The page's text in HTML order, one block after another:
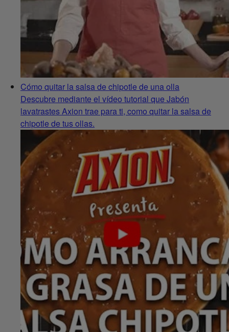
Cómo quitar la salsa de chipotle de una olla
Descubre mediante el vídeo tutorial que Jabón
lavatrastes Axion trae para ti, como quitar la salsa de
chipotle de tus ollas.